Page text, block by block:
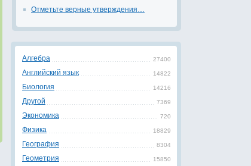
Отметьте верные утверждения…
27400
Алгебра
14822
Английский язык
14216
Биология
7369
Другой
720
Экономика
18829
Физика
8304
География
15850
Геометрия